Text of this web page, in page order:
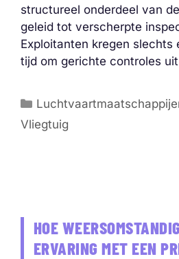
structureel onderdeel van
geleid tot verscherpte
Exploitanten kregen slechts
tijd om gerichte controles
Categorieën
Vliegtuig
HOE
ERVARING MET EEN